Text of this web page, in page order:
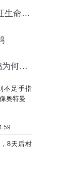
白头鹎夫妇的筑巢日记，见证生命的力量
树梢上的“话痨”邻居：白头鹎为何爱上城市生活？
不足手指
奥特曼
8天后村